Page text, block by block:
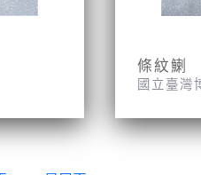
條紋鯻
國立臺灣